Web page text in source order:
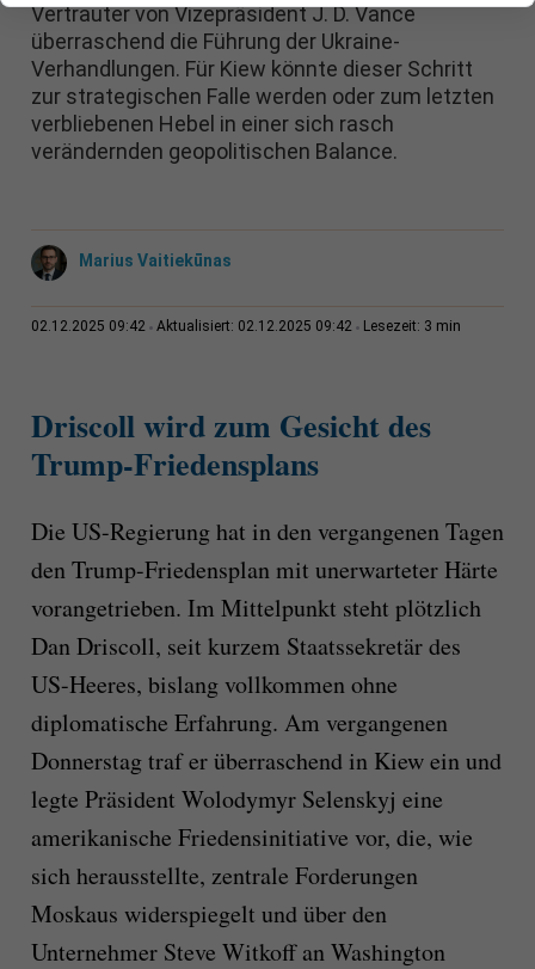
Vertrauter von Vizepräsident J. D. Vance
überraschend die Führung der Ukraine-
Verhandlungen. Für Kiew könnte dieser Schritt
zur strategischen Falle werden oder zum letzten
verbliebenen Hebel in einer sich rasch
verändernden geopolitischen Balance.
Marius Vaitiekūnas
02.12.2025 09:42 Aktualisiert: 02.12.2025 09:42 Lesezeit: 3 min
Driscoll wird zum Gesicht des
Trump-Friedensplans
Die US-Regierung hat in den vergangenen Tagen
den Trump-Friedensplan mit unerwarteter Härte
vorangetrieben. Im Mittelpunkt steht plötzlich
Dan Driscoll, seit kurzem Staatssekretär des
US-Heeres, bislang vollkommen ohne
diplomatische Erfahrung. Am vergangenen
Donnerstag traf er überraschend in Kiew ein und
legte Präsident Wolodymyr Selenskyj eine
amerikanische Friedensinitiative vor, die, wie
sich herausstellte, zentrale Forderungen
Moskaus widerspiegelt und über den
Unternehmer Steve Witkoff an Washington